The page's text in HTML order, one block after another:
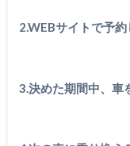
2.WEBサイトで予
3.決めた期間中、車